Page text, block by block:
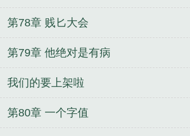
第78章 贱匕大会
第79章 他绝对是有病
我们的要上架啦
第80章 一个字值